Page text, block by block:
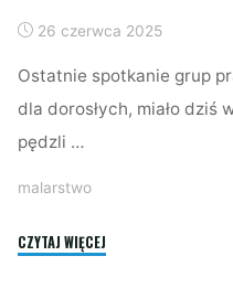
26 czerwca 2025
Ostatnie spotkanie grup
dla dorosłych, miało dziś
pędzli …
malarstwo
CZYTAJ WIĘCEJ